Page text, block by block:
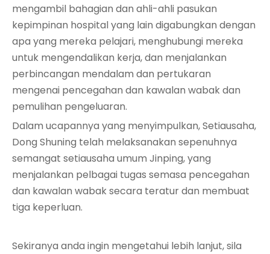
mengambil bahagian dan ahli-ahli pasukan
kepimpinan hospital yang lain digabungkan dengan
apa yang mereka pelajari, menghubungi mereka
untuk mengendalikan kerja, dan menjalankan
perbincangan mendalam dan pertukaran
mengenai pencegahan dan kawalan wabak dan
pemulihan pengeluaran.
Dalam ucapannya yang menyimpulkan, Setiausaha,
Dong Shuning telah melaksanakan sepenuhnya
semangat setiausaha umum Jinping, yang
menjalankan pelbagai tugas semasa pencegahan
dan kawalan wabak secara teratur dan membuat
tiga keperluan.
Sekiranya anda ingin mengetahui lebih lanjut, sila